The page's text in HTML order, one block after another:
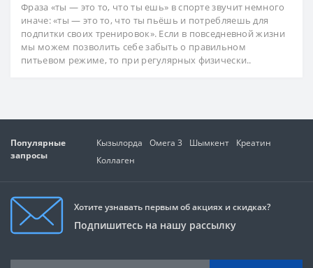
Фраза «ты — это то, что ты ешь» в спорте звучит немного
иначе: «ты — это то, что ты пьёшь и потребляешь для
подпитки своих тренировок». Если в повседневной жизни
мы можем позволить себе забыть о правильном
питьевом режиме, то при регулярных физически..
Популярные
запросы
Кызылорда Омега 3 Шымкент
Креатин
Коллаген
Хотите узнавать первым об акциях и скидках?
Подпишитесь на нашу рассылку